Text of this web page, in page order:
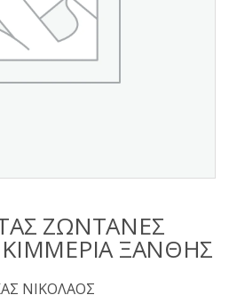
ΖΩΝΤΑΝΕΣ
ΞΑΝΘΗΣ
ΝΙΚΟΛΑΟΣ